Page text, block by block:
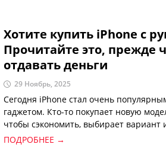
Хотите купить iPhone с
Прочитайте это, прежде
отдавать деньги
29 Ноябрь, 2025
Сегодня iPhone стал очень
гаджетом. Кто-то покупает новую
чтобы сэкономить, выбирает вариант
рынка. Из-за роста цен рынок
ПОДРОБНЕЕ →